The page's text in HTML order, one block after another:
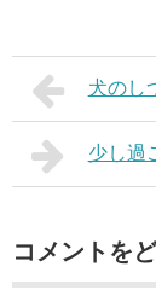
犬のし
少し過
コメントを